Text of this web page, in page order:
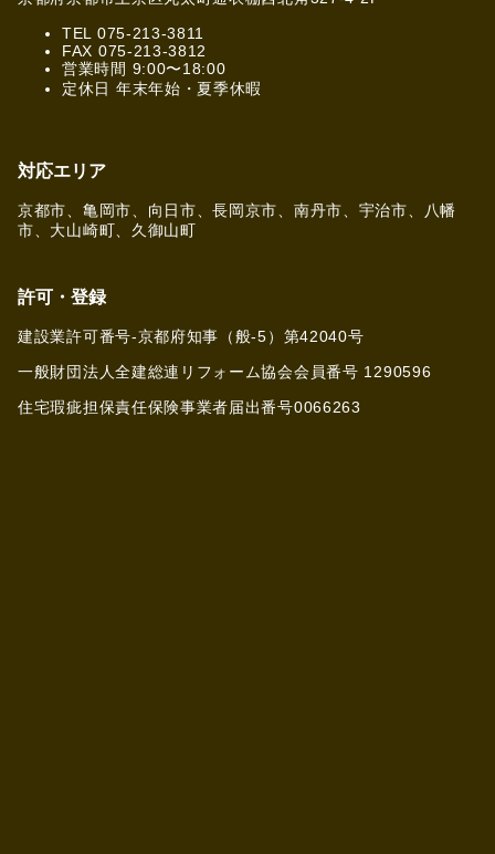
TEL 075-213-3811
FAX 075-213-3812
営業時間 9:00〜18:00
定休日 年末年始・夏季休暇
対応エリア
京都市、亀岡市、向日市、長岡京市、南丹市、宇治市、八幡
市、大山崎町、久御山町
許可・登録
建設業許可番号-京都府知事（般-5）第42040号
一般財団法人全建総連リフォーム協会会員番号 1290596
住宅瑕疵担保責任保険事業者届出番号0066263